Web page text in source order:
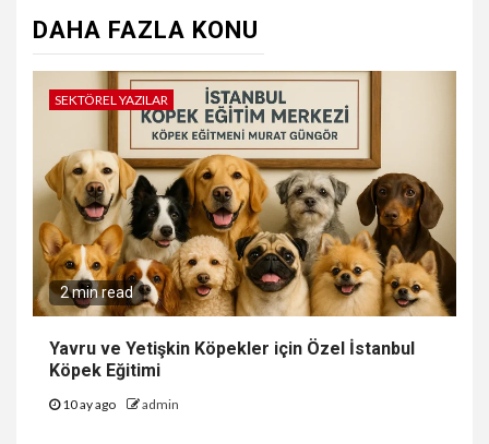
DAHA FAZLA KONU
SEKTÖREL YAZILAR
2 min read
Yavru ve Yetişkin Köpekler için Özel İstanbul
Köpek Eğitimi
10 ay ago admin